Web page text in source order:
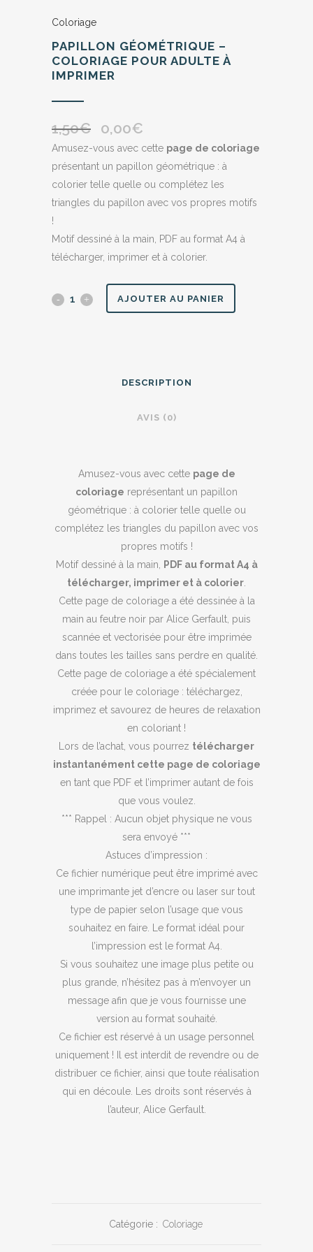
Coloriage
PAPILLON GÉOMÉTRIQUE –
COLORIAGE POUR ADULTE À
IMPRIMER
1,50€
Le
prix
initial
était :
1,50€.
0,00€
prix
actuel
est :
0,00€.
Amusez-vous avec cette page de coloriage
présentant un papillon géométrique : à
colorier telle quelle ou complétez les
triangles du papillon avec vos propres motifs
!
Motif dessiné à la main, PDF au format A4 à
télécharger, imprimer et à colorier.
Papillon
imprimer
quantity
AJOUTER AU PANIER
DESCRIPTION
AVIS (0)
Amusez-vous avec cette page de
coloriage représentant un papillon
géométrique : à colorier telle quelle ou
complétez les triangles du papillon avec vos
propres motifs !
Motif dessiné à la main,
PDF au format A4 à
télécharger, imprimer et à colorier
Cette page de coloriage a été dessinée à la
main au feutre noir par Alice Gerfault, puis
scannée et vectorisée pour être imprimée
dans toutes les tailles sans perdre en qualité.
Cette page de coloriage a été spécialement
créée pour le coloriage : téléchargez,
imprimez et savourez de heures de relaxation
en coloriant !
Lors de l’achat, vous pourrez télécharger
instantanément cette page de coloriage
en tant que PDF et l’imprimer autant de fois
que vous voulez.
*** Rappel : Aucun objet physique ne vous
sera envoyé ***
Astuces d’impression :
Ce fichier numérique peut être imprimé avec
une imprimante jet d’encre ou laser sur tout
type de papier selon l’usage que vous
souhaitez en faire. Le format idéal pour
l’impression est le format A4.
Si vous souhaitez une image plus petite ou
plus grande, n’hésitez pas à m’envoyer un
message afin que je vous fournisse une
version au format souhaité.
Ce fichier est réservé à un usage personnel
uniquement ! Il est interdit de revendre ou de
distribuer ce fichier, ainsi que toute réalisation
qui en découle. Les droits sont réservés à
l’auteur, Alice Gerfault.
Catégorie : Coloriage